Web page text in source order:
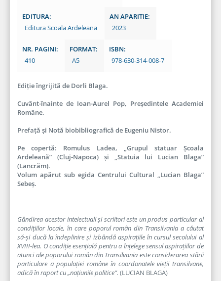
EDITURA:
Editura Scoala Ardeleana
AN APARITIE:
2023
NR. PAGINI:
410
FORMAT:
A5
ISBN:
978-630-314-008-7
Ediție îngrijită de Dorli Blaga.
Cuvânt-înainte de Ioan-Aurel Pop, Președintele Academiei
Române.
Prefață și Notă biobibliografică de Eugeniu Nistor.
Pe copertă: Romulus Ladea, „Grupul statuar Școala
Ardeleană” (Cluj-Napoca) și „Statuia lui Lucian Blaga”
(Lancrăm).
Volum apărut sub egida Centrului Cultural „Lucian Blaga”
Sebeș.
Gândirea acestor intelectuali și scriitori este un produs particular al
condițiilor locale, în care poporul român din Transilvania a căutat
să-și ducă la îndeplinire și izbândă aspirațiile în cursul secolului al
XVIII-lea. O condiție esențială pentru a înțelege sensul aspirațiilor de
atunci ale poporului român din Transilvania este considerarea stării
particulare a populației române în coordonatele vieții transilvane,
adică în raport cu „națiunile politice”. (LUCIAN BLAGA)